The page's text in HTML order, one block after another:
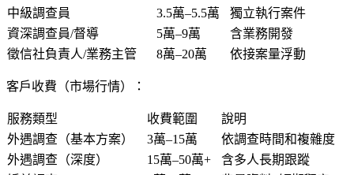
中級調查員
3.5萬–5.5萬
獨立執行案件
資深調查員/督導
5萬–9萬
含業務開發
徵信社負責人/業務主管
8萬–20萬 依接案量浮動
客戶收費（市場行情）：
服務類型 收費範圍
說明
外遇調查（基本方案）
3萬–15萬
依調查時間和複雜度
外遇調查（深度）
15萬–50萬+
含多人長期跟蹤